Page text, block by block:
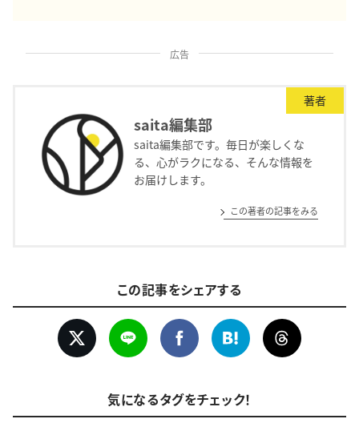
広告
著者
saita編集部
saita編集部です。毎日が楽しくな
る、心がラクになる、そんな情報を
お届けします。
この著者の記事をみる
この記事をシェアする
気になるタグをチェック！